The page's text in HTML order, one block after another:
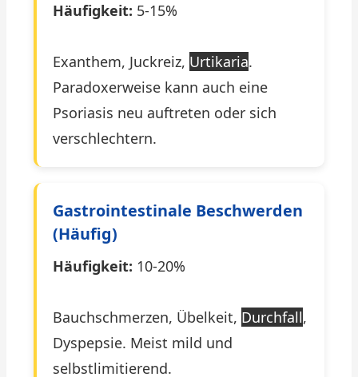
Häufigkeit: 5-15%
Exanthem, Juckreiz, Urtikaria.
Paradoxerweise kann auch eine
Psoriasis neu auftreten oder sich
verschlechtern.
Gastrointestinale Beschwerden
(häufig)
Häufigkeit: 10-20%
Bauchschmerzen, Übelkeit, Durchfall,
Dyspepsie. Meist mild und
selbstlimitierend.